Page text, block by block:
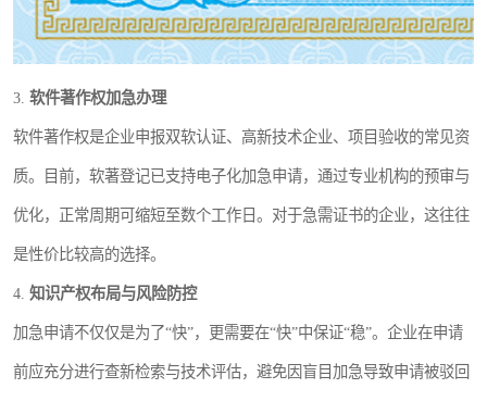
3. 软件著作权加急办理
软件著作权是企业申报双软认证、高新技术企业、项目验收的常见资
质。目前，软著登记已支持电子化加急申请，通过专业机构的预审与
优化，正常周期可缩短至数个工作日。对于急需证书的企业，这往往
是性价比较高的选择。
4. 知识产权布局与风险防控
加急申请不仅仅是为了“快”，更需要在“快”中保证“稳”。企业在申请
前应充分进行查新检索与技术评估，避免因盲目加急导致申请被驳回